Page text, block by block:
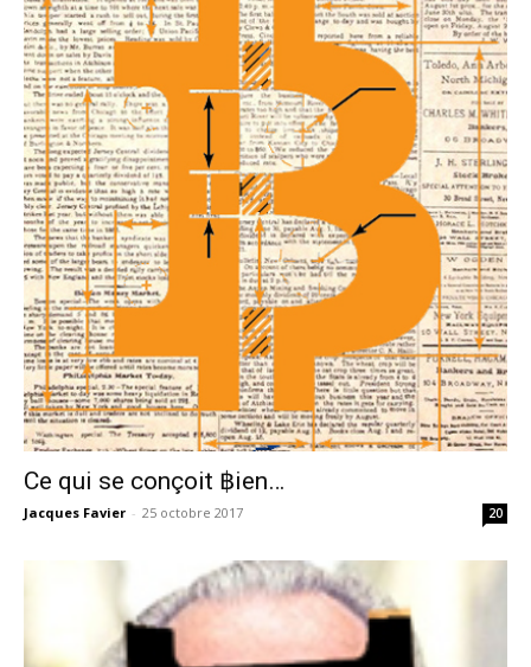
Ce qui se conçoit ฿ien…
Jacques Favier - 25 octobre 2017 20